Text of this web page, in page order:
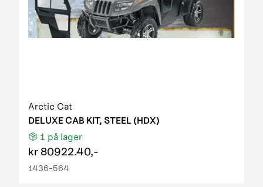
Arctic Cat
DELUXE CAB KIT, STEEL (HDX)
1 på lager
kr80922.40,-
1436-564